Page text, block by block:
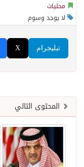
محليات
لا يوجد وسوم
X تيليجرام
المحتوى التالي